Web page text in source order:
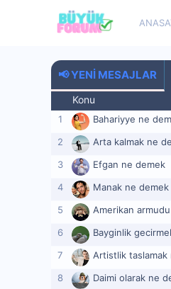
📢 YENI MESAJLAR
Konu
Bahariyye ne
Arta kalmak ne
Efgan ne demek
Manak ne demek
Amerikan
Bayginlik
Artistlik taslamak
Daimi olarak ne